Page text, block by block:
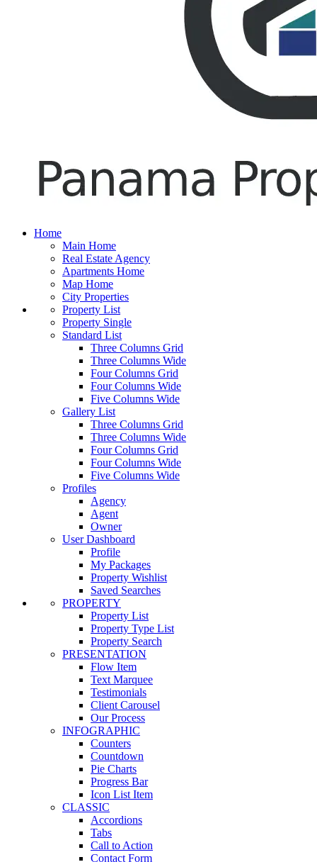
Home
Main Home
Real Estate Agency
Apartments Home
Map Home
City Properties
Property List
Property Single
Standard List
Three Columns Grid
Three Columns Wide
Four Columns Grid
Four Columns Wide
Five Columns Wide
Gallery List
Three Columns Grid
Three Columns Wide
Four Columns Grid
Four Columns Wide
Five Columns Wide
Profiles
Agency
Agent
Owner
User Dashboard
Profile
My Packages
Property Wishlist
Saved Searches
PROPERTY
Property List
Property Type List
Property Search
PRESENTATION
Flow Item
Text Marquee
Testimonials
Client Carousel
Our Process
INFOGRAPHIC
Counters
Countdown
Pie Charts
Progress Bar
Icon List Item
CLASSIC
Accordions
Tabs
Call to Action
Contact Form